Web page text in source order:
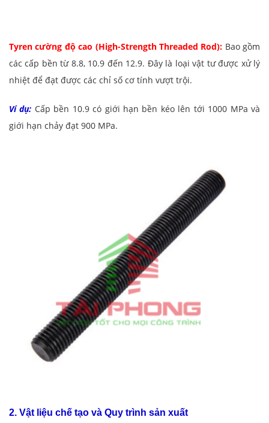
Tyren cường độ cao (High-Strength Threaded Rod): Bao gồm
các cấp bền từ 8.8, 10.9 đến 12.9. Đây là loại vật tư được xử lý
nhiệt để đạt được các chỉ số cơ tính vượt trội.
Ví dụ: Cấp bền 10.9 có giới hạn bền kéo lên tới 1000 MPa và
giới hạn chảy đạt 900 MPa.
2. Vật liệu chế tạo và Quy trình sản xuất